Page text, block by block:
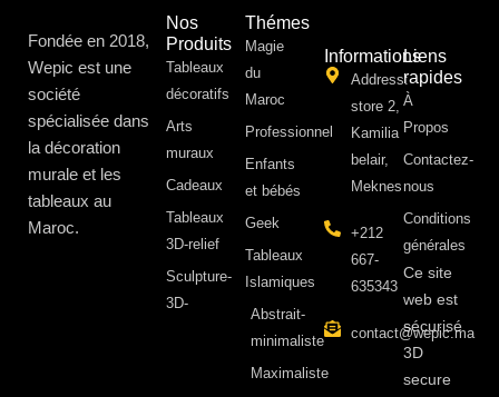
Fondée en 2018,
Wepic est une
société
spécialisée dans
la décoration
murale et les
tableaux au
Maroc.
Nos
Produits
Tableaux
décoratifs
Arts
muraux
Cadeaux
Tableaux
3D-relief
Sculpture-
3D-
Thémes
Magie
du
Maroc
Professionnel
Enfants
et bébés
Geek
Tableaux
Islamiques
Abstrait-
minimaliste
Maximaliste
Informations
Address:
store 2,
Kamilia
belair,
Meknes
+212
667-
635343
contact@wepic.ma
Liens
rapides
À
Propos ​
Contactez-
nous
Conditions
générales
Ce site
web est
sécurisé
3D
secure